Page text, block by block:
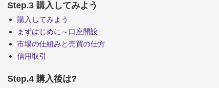
Step.3 購入してみよう
購入してみよう
まずはじめに～口座開設
市場の仕組みと売買の仕方
信用取引
Step.4 購入後は?